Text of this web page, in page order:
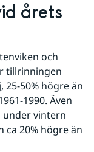
årets
och
tillrinningen
25-50% högre än
1990. Även
vintern
ca 20% högre än